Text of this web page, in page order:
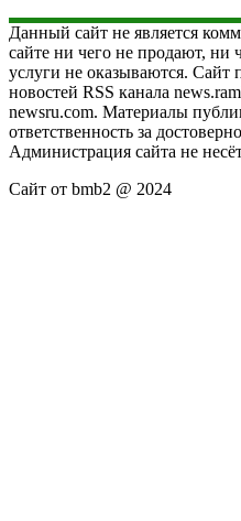
Данный сайт не является
сайте ни чего не продают, ни
услуги не оказываются. Сайт
новостей RSS канала
newsru.com. Материалы
ответственность за
Администрация сайта не
Сайт от bmb2 @ 2024